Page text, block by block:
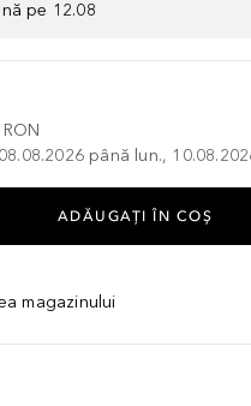
pe 12.08
până lun.,
ADĂUGAȚI ÎN COŞ
magazinului